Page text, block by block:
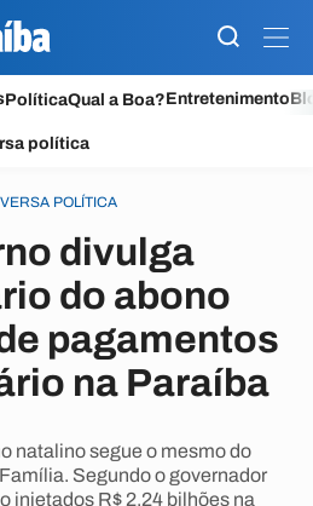
PolíticaQual a Boa?Entretenimento
política
POLÍTICA
divulga
do abono
pagamentos
na Paraíba
natalino segue o mesmo do
Segundo o governador
injetados R$ 2,24 bilhões na